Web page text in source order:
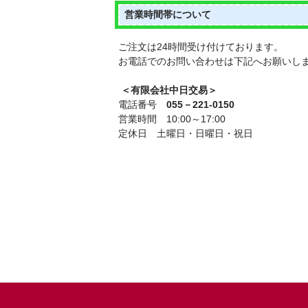
営業時間帯について
ご注文は24時間受け付けております。
お電話でのお問い合わせは下記へお願いし
＜有限会社中日交易＞
電話番号 055－221-0150
営業時間 10:00～17:00
定休日 土曜日・日曜日・祝日